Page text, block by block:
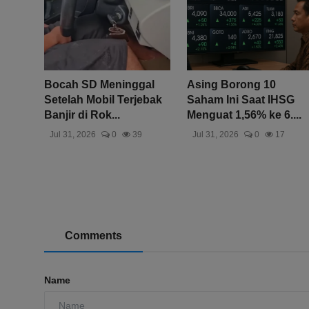
Bocah SD Meninggal
Setelah Mobil Terjebak
Banjir di Rok...
Jul 31, 2026 0 39
Asing Borong 10
Saham Ini Saat IHSG
Menguat 1,56% ke 6....
Jul 31, 2026 0 17
Comments
Name